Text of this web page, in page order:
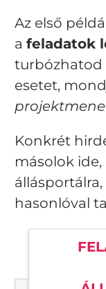
Az első
a feladatok
turbózhatod
esetet,
Konkrét
másolok
hasonlóval